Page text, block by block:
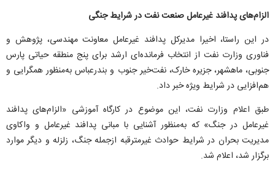
الزام‌های پدافند غیرعامل صنعت نفت در شرایط جنگی
در این راستا، اخیرا مدیرکل پدافند غیرعامل معاونت مهندسی، پژوهش و
فناوری وزارت نفت از انتخاب فرمانده‌ای ارشد برای پنج منطقه حیاتی پارس
جنوبی، ماهشهر، جزیره خارک، نفت‌خیر جنوب و بندرعباس به‌منظور همگرایی و
هم‌افزایی در شرایط ویژه خبر داد.
طبق اعلام وزارت نفت، این موضوع در کارگاه آموزشی «الزام‌های پدافند
غیرعامل در جنگ» که به‌منظور آشنایی با مبانی پدافند غیرعامل و واکاوی
مدیریت بحران در شرایط حوادث غیرمترقبه ازجمله جنگ، زلزله و دیگر موارد
برگزار شد، اعلام شد.